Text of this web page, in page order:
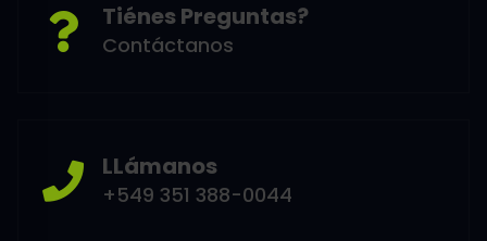
Tiénes Preguntas?
Contáctanos
LLámanos
+549 351 388-0044